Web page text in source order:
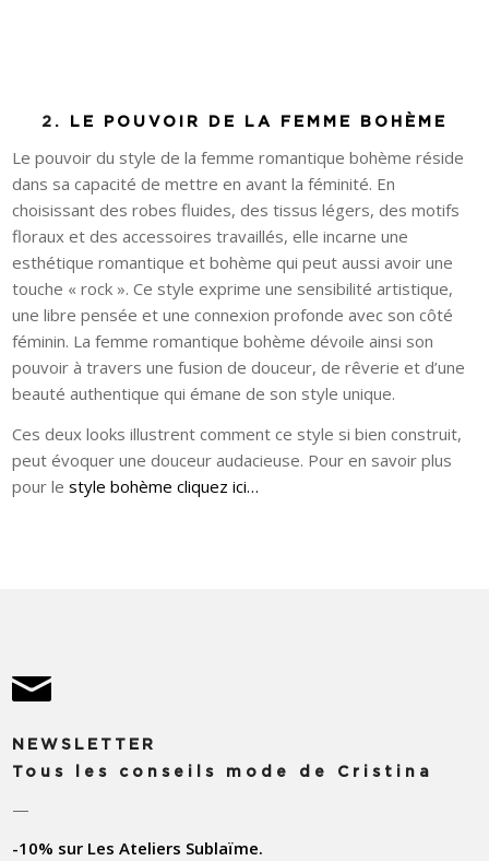
2. LE POUVOIR DE LA FEMME BOHÈME
Le pouvoir du style de la femme romantique bohème réside
dans sa capacité de mettre en avant la féminité. En
choisissant des robes fluides, des tissus légers, des motifs
floraux et des accessoires travaillés, elle incarne une
esthétique romantique et bohème qui peut aussi avoir une
touche « rock ». Ce style exprime une sensibilité artistique,
une libre pensée et une connexion profonde avec son côté
féminin. La femme romantique bohème dévoile ainsi son
pouvoir à travers une fusion de douceur, de rêverie et d’une
beauté authentique qui émane de son style unique.
Ces deux looks illustrent comment ce style si bien construit,
peut évoquer une douceur audacieuse. Pour en savoir plus
pour lestyle bohème cliquez ici…
NEWSLETTER
Tous les conseils mode de Cristina
—
-10% sur Les Ateliers Sublaïme.